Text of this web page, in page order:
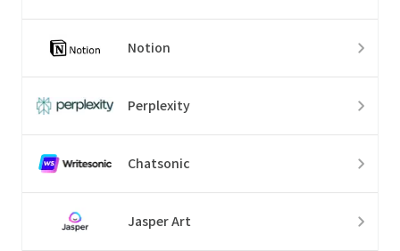
Notion
Perplexity
Chatsonic
Jasper Art